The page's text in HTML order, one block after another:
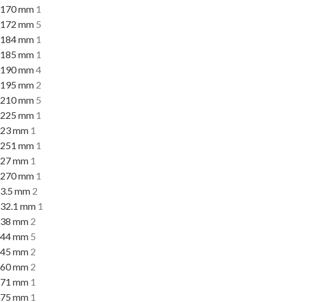
170 mm 1
172 mm 5
184 mm 1
185 mm 1
190 mm4
195 mm 2
210 mm 5
225 mm 1
23 mm 1
251 mm 1
27 mm 1
270 mm 1
3.5 mm 2
32.1 mm 1
38 mm 2
44 mm 5
45 mm 2
60 mm 2
71 mm 1
75 mm 1